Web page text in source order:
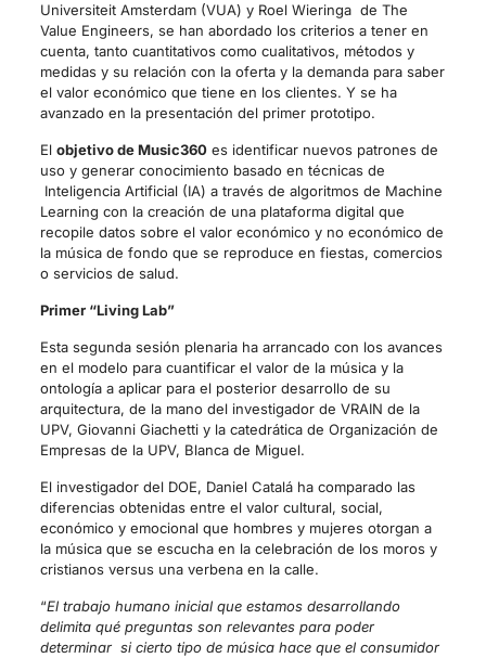
Universiteit Amsterdam (VUA) y Roel Wieringa de The
Value Engineers, se han abordado los criterios a tener en
cuenta, tanto cuantitativos como cualitativos, métodos y
medidas y su relación con la oferta y la demanda para saber
el valor económico que tiene en los clientes. Y se ha
avanzado en la presentación del primer prototipo.
El objetivo de Music360es identificar nuevos patrones de
uso y generar conocimiento basado en técnicas de
Inteligencia Artificial (IA) a través de algoritmos de Machine
Learning con la creación de una plataforma digital que
recopile datos sobre el valor económico y no económico de
la música de fondo que se reproduce en fiestas, comercios
o servicios de salud.
Primer “Living Lab”
Esta segunda sesión plenaria ha arrancado con los avances
en el modelo para cuantificar el valor de la música y la
ontología a aplicar para el posterior desarrollo de su
arquitectura, de la mano del investigador de VRAIN de la
UPV, Giovanni Giachetti y la catedrática de Organización de
Empresas de la UPV, Blanca de Miguel.
El investigador del DOE, Daniel Catalá ha comparado las
diferencias obtenidas entre el valor cultural, social,
económico y emocional que hombres y mujeres otorgan a
la música que se escucha en la celebración de los moros y
cristianos versus una verbena en la calle.
“El trabajo humano inicial que estamos desarrollando
delimita qué preguntas son relevantes para poder
determinar si cierto tipo de música hace que el consumidor